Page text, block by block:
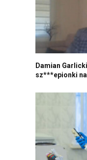
Damian
sz***epionki